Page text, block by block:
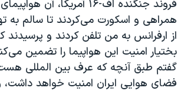
فروند جنگنده اف-۱۶ آمریکا، آن
همراهی و اسکورت می‌کردند تا سالم به
از ارفرانس به من تلفن کردند و پرسیدند
بختیار امنیت این هواپیما را تضمین
گفتم طبق آنچه که عرف بین المللی
فضای هوایی ایران امنیت خواهد